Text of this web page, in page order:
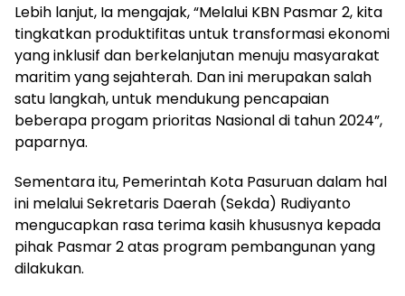
Lebih lanjut, Ia mengajak, “Melalui KBN Pasmar 2, kita
tingkatkan produktifitas untuk transformasi ekonomi
yang inklusif dan berkelanjutan menuju masyarakat
maritim yang sejahterah. Dan ini merupakan salah
satu langkah, untuk mendukung pencapaian
beberapa progam prioritas Nasional di tahun 2024”,
paparnya.
Sementara itu, Pemerintah Kota Pasuruan dalam hal
ini melalui Sekretaris Daerah (Sekda) Rudiyanto
mengucapkan rasa terima kasih khususnya kepada
pihak Pasmar 2 atas program pembangunan yang
dilakukan.